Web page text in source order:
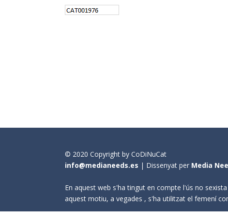
© 2020 Copyright by CoDiNuCat
info@medianeeds.es | Dissenyat per Media
En aquest web s'ha tingut en compte l'ús no
aquest motiu, a vegades , s'ha utilitzat el femení